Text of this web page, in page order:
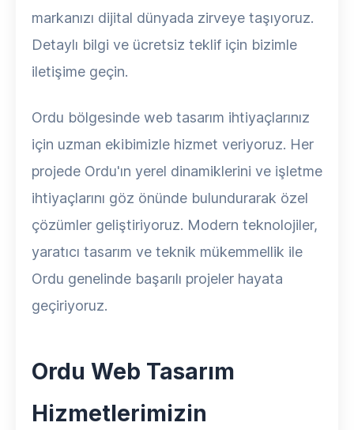
markanızı dijital dünyada zirveye taşıyoruz.
Detaylı bilgi ve ücretsiz teklif için bizimle
iletişime geçin.
Ordu bölgesinde web tasarım ihtiyaçlarınız
için uzman ekibimizle hizmet veriyoruz. Her
projede Ordu'ın yerel dinamiklerini ve işletme
ihtiyaçlarını göz önünde bulundurarak özel
çözümler geliştiriyoruz. Modern teknolojiler,
yaratıcı tasarım ve teknik mükemmellik ile
Ordu genelinde başarılı projeler hayata
geçiriyoruz.
Ordu Web Tasarım
Hizmetlerimizin